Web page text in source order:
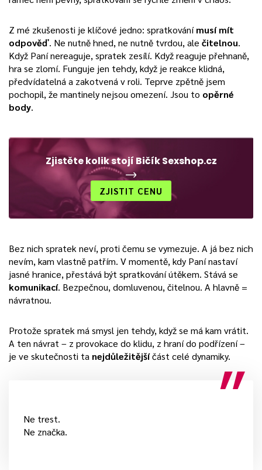
Z mé zkušenosti je klíčové jedno: spratkovánímusí mít
odpověď. Ne nutně hned, ne nutně tvrdou, ale čitelnou.
Když Paní nereaguje, spratek zesílí. Když reaguje přehnaně,
hra se zlomí. Funguje jen tehdy, když je reakce klidná,
předvídatelná a zakotvená v roli. Teprve zpětně jsem
pochopil, že mantinely nejsou omezení. Jsou to opěrné
body.
Zjistěte kolik stojí Bičík Sexshop.cz
ZJISTIT CENU
Bez nich spratek neví, proti čemu se vymezuje. A já bez nich
nevím, kam vlastně patřím. V momentě, kdy Paní nastaví
jasné hranice, přestává být spratkování útěkem. Stává se
komunikací. Bezpečnou, domluvenou, čitelnou. A hlavně =
návratnou.
Protože spratek má smysl jen tehdy, když se má kam vrátit.
A ten návrat – z provokace do klidu, z hraní do podřízení –
je ve skutečnosti ta nejdůležitějšíčást celé dynamiky.
Ne trest.
Ne značka.